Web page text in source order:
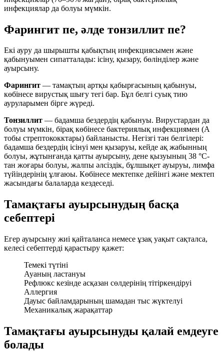
инфекциялар да болуы мүмкін.
Фарингит пе, әлде тонзиллит пе?
Екі ауру да шырышты қабықтың инфекциясымен және
қабынуымен сипатталады: ісіну, қызару, бөлінділер және
ауырсыну.
Фарингит — тамақтың артқы қабырғасының қабынуы,
көбінесе вирустық шығу тегі бар. Бұл белгі суық тию
ауруларымен бірге жүреді.
Тонзиллит — бадамша бездердің қабынуы. Вирустардан да
болуы мүмкін, бірақ көбінесе бактериялық инфекциямен (А
тобы стрептококктары) байланысты. Негізгі тән белгілері:
бадамша бездердің ісінуі мен қызаруы, кейде ақ жабынның
болуы, жұтынғанда қатты ауырсыну, дене қызуының 38 °C-
тан жоғары болуы, жалпы әлсіздік, бұлшықет ауыруы, лимфа
түйіндерінің ұлғаюы. Көбінесе мектепке дейінгі және мектеп
жасындағы балаларда кездеседі.
Тамақтағы ауырсынудың басқа
себептері
Егер ауырсыну жиі қайталанса немесе ұзақ уақыт сақталса,
келесі себептерді қарастыру қажет:
Темекі түтіні
Ауаның ластануы
Рефлюкс кезінде асқазан сөлдерінің тітіркендіруі
Аллергия
Дауыс байламдарының шамадан тыс жүктелуі
Механикалық жарақаттар
Тамақтағы ауырсынуды қалай емдеуге
болады